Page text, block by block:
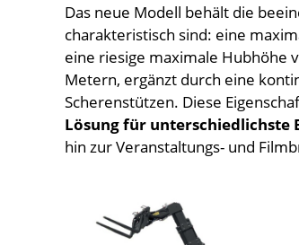
Das neue Modell behält die
charakteristisch sind: eine
eine riesige maximale Hubhöhe
Metern, ergänzt durch eine
Scherenstützen. Diese
Lösung für unterschiedlichste
hin zur Veranstaltungs- und